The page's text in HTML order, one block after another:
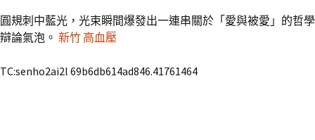
圓規刺中藍光，光束瞬間爆發出一連串關於「愛與被愛」的哲學
辯論氣泡。 新竹 高血壓
TC:senho2ai2l 69b6db614ad846.41761464